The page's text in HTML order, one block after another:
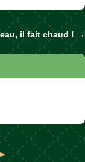
il fait chaud ! →